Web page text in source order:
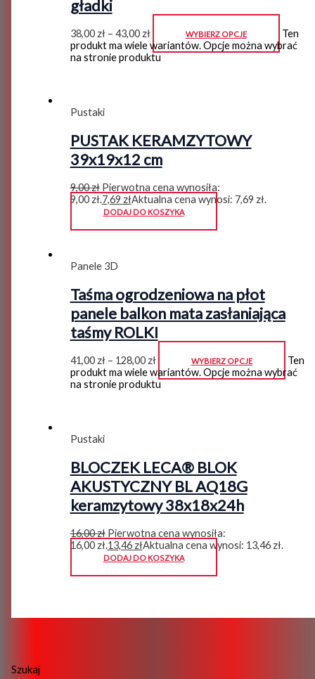
Szukaj
gładki
38,00 zł– 43,00 zł WYBIERZ OPCJE
Ten
produkt ma wiele wariantów. Opcje można wybrać
na stronie produktu
Pustaki
PUSTAK KERAMZYTOWY
39x19x12 cm
9,00zł Pierwotna cena wynosiła:
9,00 zł.7,69 złAktualna cena wynosi: 7,69 zł.
DODAJ DO KOSZYKA
Panele 3D
Taśma ogrodzeniowa na płot
panele balkon mata zasłaniająca
taśmy ROLKI
41,00zł– 128,00zł WYBIERZ OPCJE
Ten
produkt ma wiele wariantów. Opcje można wybrać
na stronie produktu
Pustaki
BLOCZEK LECA® BLOK
AKUSTYCZNY BL AQ18G
keramzytowy 38x18x24h
16,00zł Pierwotna cena wynosiła:
16,00 zł.13,46złAktualna cena wynosi: 13,46 zł.
DODAJ DO KOSZYKA